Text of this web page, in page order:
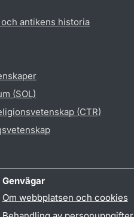
antikens historia
(SOL)
(CTR)
Genvägar
Om webbplatsen och cookies